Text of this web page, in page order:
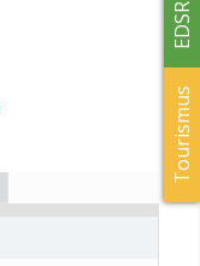
Tourismus
EDSR